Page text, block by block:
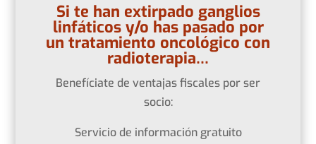
Si te han extirpado ganglios
linfáticos y/o has pasado por
un tratamiento oncológico con
radioterapia…
Benefíciate de ventajas fiscales por ser
socio:
Servicio de información gratuito